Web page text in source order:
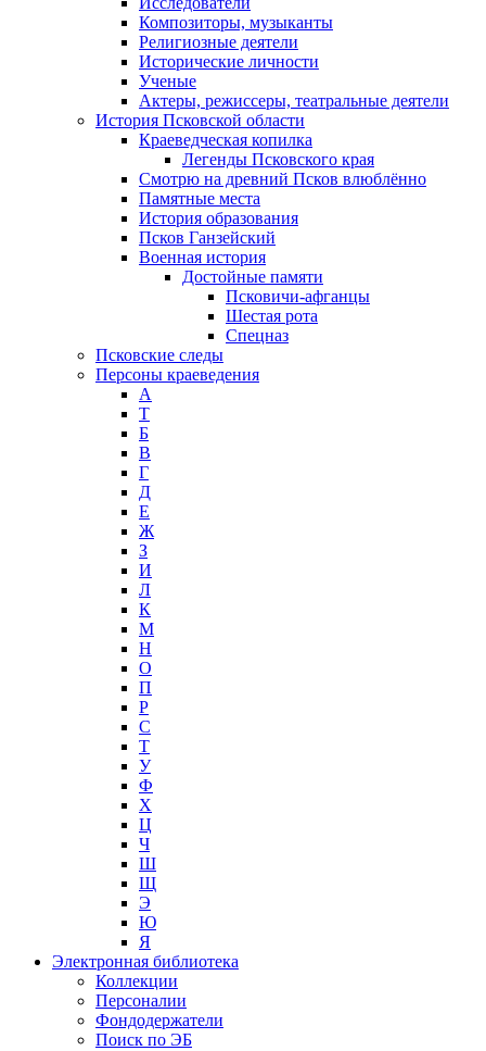
Композиторы, музыканты
Религиозные деятели
Исторические личности
Ученые
Актеры, режиссеры, театральные деятели
История Псковской области
Краеведческая копилка
Легенды Псковского края
Смотрю на древний Псков влюблённо
Памятные места
История образования
Псков Ганзейский
Военная история
Достойные памяти
Псковичи-афганцы
Шестая рота
Спецназ
Псковские следы
Персоны краеведения
А
T
Б
В
Г
Д
Е
Ж
З
И
Л
К
М
Н
О
П
Р
С
Т
У
Ф
Х
Ц
Ч
Ш
Щ
Э
Ю
Я
Электронная библиотека
Коллекции
Персоналии
Фондодержатели
Поиск по ЭБ